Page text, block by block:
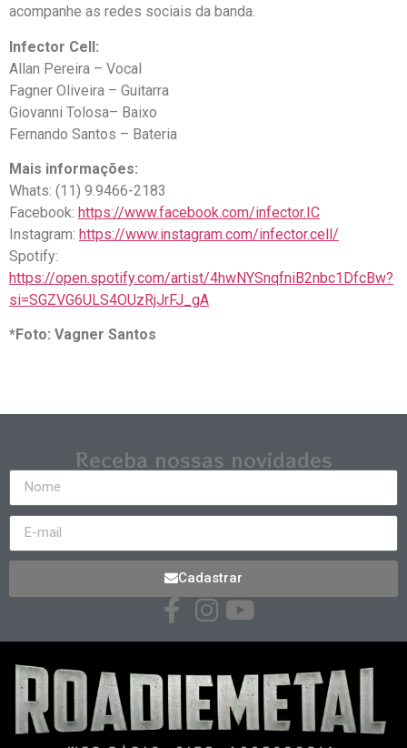
acompanhe as redes sociais da banda.
Infector Cell:
Allan Pereira – Vocal
Fagner Oliveira – Guitarra
Giovanni Tolosa– Baixo
Fernando Santos – Bateria
Mais informações:
Whats: (11) 9.9466-2183
Facebook: https://www.facebook.com/infector.IC
Instagram: https://www.instagram.com/infector.cell/
Spotify:
https://open.spotify.com/artist/4hwNYSnqfniB2nbc1DfcBw?
si=SGZVG6ULS4OUzRjJrFJ_gA
*Foto: Vagner Santos
Receba nossas novidades
Cadastrar